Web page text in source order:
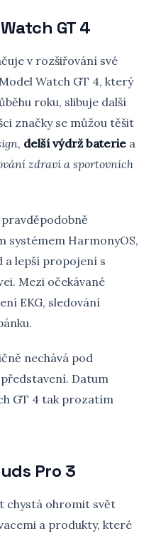
GT 4
v rozšiřování své
Watch GT 4, který
roku, slibuje další
značky se můžou těšit
, delší výdrž baterie a
zdraví a sportovních
systémem HarmonyOS,
a lepší propojení s
Mezi očekávané
EKG, sledování
nechává pod
Datum
GT 4 tak prozatím
Pro 3
chystá ohromit svět
a produkty, které